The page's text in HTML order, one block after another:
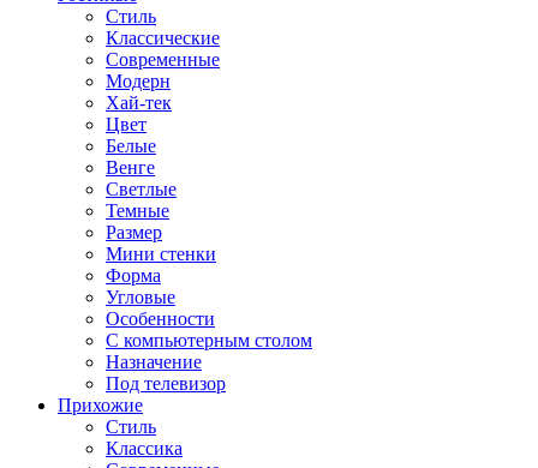
Стиль
Классические
Современные
Модерн
Хай-тек
Цвет
Белые
Венге
Светлые
Темные
Размер
Мини стенки
Форма
Угловые
Особенности
С компьютерным столом
Назначение
Под телевизор
Прихожие
Стиль
Классика